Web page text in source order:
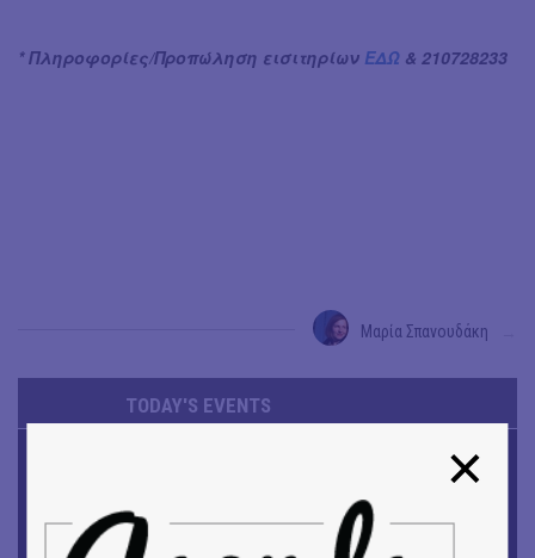
* Πληροφορίες/Προπώληση εισιτηρίων ΕΔΩ & 210728233
Μαρία Σπανουδάκη
TODAY'S EVENTS
ΜΟΥΣΙΚΗ
Το 6ο Kournos Music Festival στη Λήμνο